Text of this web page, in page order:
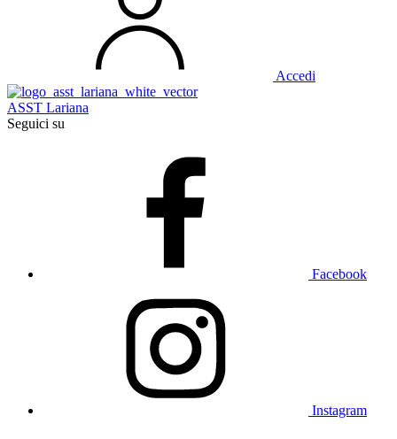
Accedi
ASST Lariana
Seguici su
Facebook
Instagram